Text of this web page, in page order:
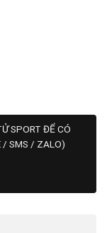
Navy Blazer (532163 02) số
SPORT ĐỂ CÓ
/ SMS / ZALO)